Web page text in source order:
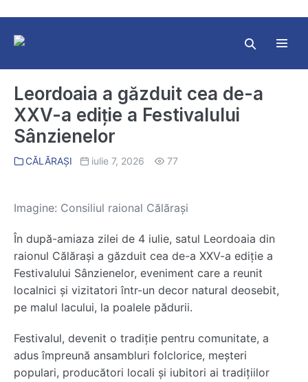
content
Search
Leordoaia a găzduit cea de-a
XXV-a ediție a Festivalului
Sânzienelor
CĂLĂRAȘI iulie 7, 2026 77
Imagine: Consiliul raional Călărași
În după-amiaza zilei de 4 iulie, satul Leordoaia din
raionul Călărași a găzduit cea de-a XXV-a ediție a
Festivalului Sânzienelor, eveniment care a reunit
localnici și vizitatori într-un decor natural deosebit,
pe malul lacului, la poalele pădurii.
Festivalul, devenit o tradiție pentru comunitate, a
adus împreună ansambluri folclorice, meșteri
populari, producători locali și iubitori ai tradițiilor